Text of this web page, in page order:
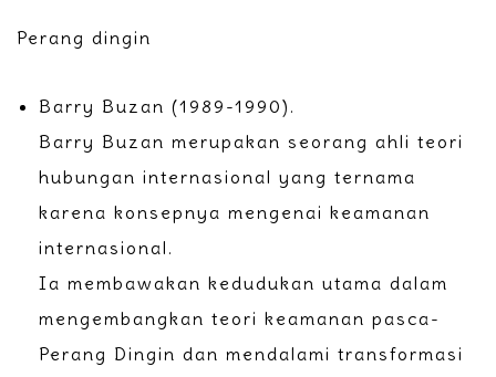
Perang dingin
Barry Buzan (1989-1990).
Barry Buzan merupakan seorang ahli teori
hubungan internasional yang ternama
karena konsepnya mengenai keamanan
internasional.
Ia membawakan kedudukan utama dalam
mengembangkan teori keamanan pasca-
Perang Dingin dan mendalami transformasi